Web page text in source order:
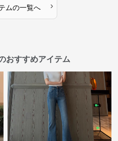
ムの一覧へ ›
おすすめアイテム